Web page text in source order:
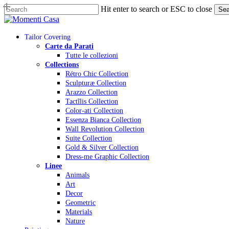
Skip
to
content
Hit enter to search or ESC to close
Close
Menu
Tailor Covering
Carte da Parati
Tutte le collezioni
Collections
Rétro Chic Collection
Sculpturæ Collection
Arazzo Collection
Tactĩlis Collection
Color-ati Collection
Essenza Bianca Collection
Wall Revolution Collection
Suite Collection
Gold & Silver Collection
Dress-me Graphic Collection
Linee
Animals
Art
Decor
Geometric
Materials
Nature